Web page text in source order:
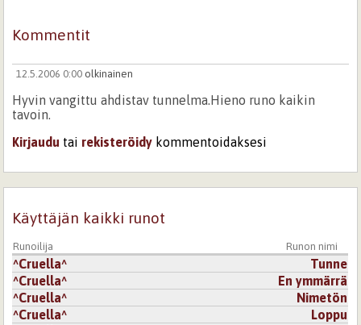
Kommentit
12.5.2006 0:00 olkinainen
Hyvin vangittu ahdistav tunnelma.Hieno runo kaikin
tavoin.
Kirjaudu tai rekisteröidy kommentoidaksesi
Käyttäjän kaikki runot
Runoilija Runon nimi
^Cruella^
Tunne
^Cruella^
En ymmärrä
^Cruella^
Nimetön
^Cruella^
Loppu